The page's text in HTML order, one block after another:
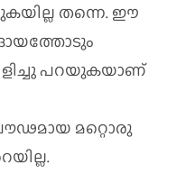
തന്നെ. ഈ
പറയുകയാണ്
മറ്റൊരു